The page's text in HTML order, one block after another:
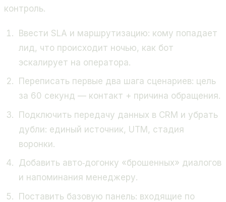
контроль.
Ввести SLA и маршрутизацию: кому попадает
лид, что происходит ночью, как бот
эскалирует на оператора.
Переписать первые два шага сценариев: цель
за 60 секунд — контакт + причина обращения.
Подключить передачу данных в CRM и убрать
дубли: единый источник, UTM, стадия
воронки.
Добавить авто‑догонку «брошенных» диалогов
и напоминания менеджеру.
Поставить базовую панель: входящие по